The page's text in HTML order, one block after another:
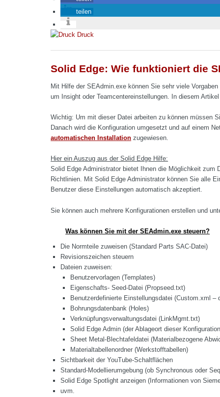
teilen
Druck
Solid Edge: Wie funktioniert die
Mit Hilfe der SEAdmin.exe können Sie sehr viele
um Insight oder Teamcentereinstellungen. In diesem
Wichtig: Um mit dieser Datei arbeiten zu können müssen
Danach wird die Konfiguration umgesetzt und auf einem
automatischen Installation zugewiesen.
Hier ein Auszug aus der Solid Edge Hilfe:
Solid Edge Administrator bietet Ihnen die Möglichkeit zum
Richtlinien. Mit Solid Edge Administrator können Sie alle
Benutzer diese Einstellungen automatisch akzeptiert.
Sie können auch mehrere Konfigurationen erstellen und
Was können Sie mit der SEAdmin.exe steuern?
Die Normteile zuweisen (Standard Parts SAC-Datei)
Revisionszeichen steuern
Dateien zuweisen:
Benutzervorlagen (Templates)
Eigenschafts- Seed-Datei (Propseed.txt)
Benutzerdefinierte Einstellungsdatei (Custom.xml
Bohrungsdatenbank (Holes)
Verknüpfungsverwaltungsdatei (LinkMgmt.txt)
Solid Edge Admin (der Ablageort dieser
Sheet Metal-Blechtafeldatei (Materialbezogene
Materialtabellenordner (Werkstofftabellen)
Sichtbarkeit der YouTube-Schaltflächen
Standard-Modellierumgebung (ob Synchronous oder
Solid Edge Spotlight anzeigen (Informationen von
uvm.